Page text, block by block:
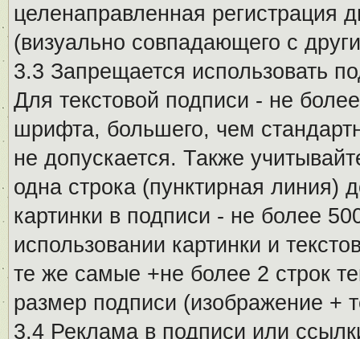
целенаправленная регистрация
(визуально совпадающего с
3.3 Запрещается использовать
Для текстовой подписи - не
шрифта, большего, чем
не допускается. Также
одна строка (пунктирная линия)
картинки в подписи - не более
использовании картинки и
те же самые +не более 2 строк
размер подписи (изображение +
3.4 Реклама в подписи или